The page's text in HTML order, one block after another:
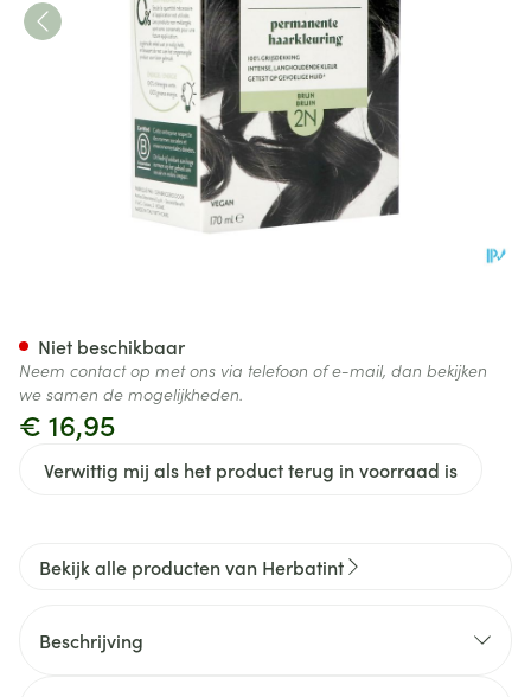
€ 16,95
Verwittig mij als het product terug in voorraad is
Niet beschikbaar
Neem contact op met ons via telefoon of e-mail, dan bekijken
we samen de mogelijkheden.
Bekijk alle producten van Herbatint
Beschrijving